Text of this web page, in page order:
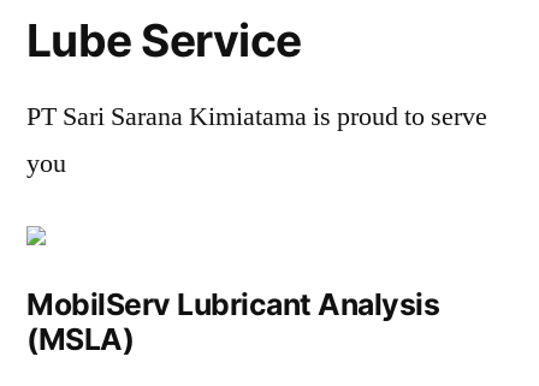
Lube Service
PT Sari Sarana Kimiatama is proud to serve
you
MobilServ Lubricant Analysis
(MSLA)